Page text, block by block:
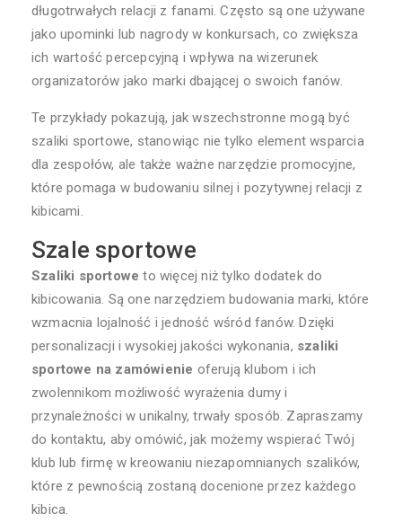
długotrwałych relacji z fanami. Często są one używane
jako upominki lub nagrody w konkursach, co zwiększa
ich wartość percepcyjną i wpływa na wizerunek
organizatorów jako marki dbającej o swoich fanów.
Te przykłady pokazują, jak wszechstronne mogą być
szaliki sportowe, stanowiąc nie tylko element wsparcia
dla zespołów, ale także ważne narzędzie promocyjne,
które pomaga w budowaniu silnej i pozytywnej relacji z
kibicami.
Szale sportowe
Szaliki sportowe to więcej niż tylko dodatek do
kibicowania. Są one narzędziem budowania marki, które
wzmacnia lojalność i jedność wśród fanów. Dzięki
personalizacji i wysokiej jakości wykonania, szaliki
sportowe na zamówienie oferują klubom i ich
zwolennikom możliwość wyrażenia dumy i
przynależności w unikalny, trwały sposób. Zapraszamy
do kontaktu, aby omówić, jak możemy wspierać Twój
klub lub firmę w kreowaniu niezapomnianych szalików,
które z pewnością zostaną docenione przez każdego
kibica.